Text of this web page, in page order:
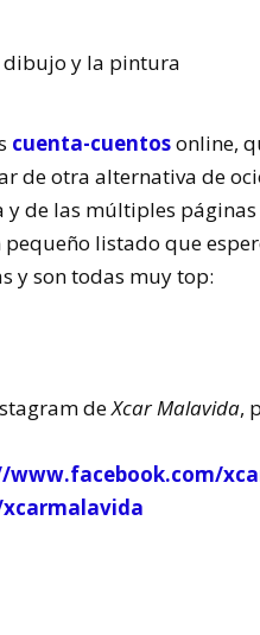
cuenta-cuentosonline,
de otra alternativa de
de las múltiples
listado que
y son todas muy top:
deXcar Malavida,
www.facebook.com/